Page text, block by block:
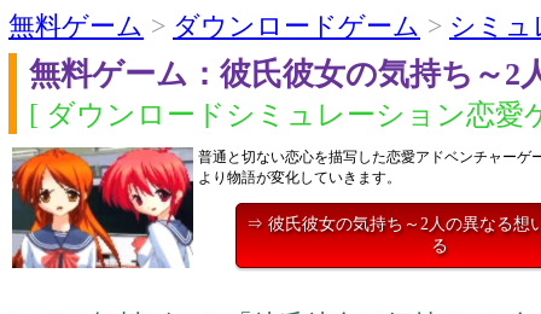
無料ゲーム > ダウンロードゲーム > シミュ
無料ゲーム：彼氏彼女の気持ち～2
[ ダウンロードシミュレーション恋愛
普通と切ない恋心を描写した恋愛アドベンチャーゲ
より物語が変化していきます。
⇒ 彼氏彼女の気持ち～2人の異なる想
る